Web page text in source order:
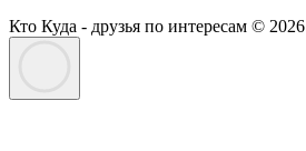
Кто Куда - друзья по интересам © 2026